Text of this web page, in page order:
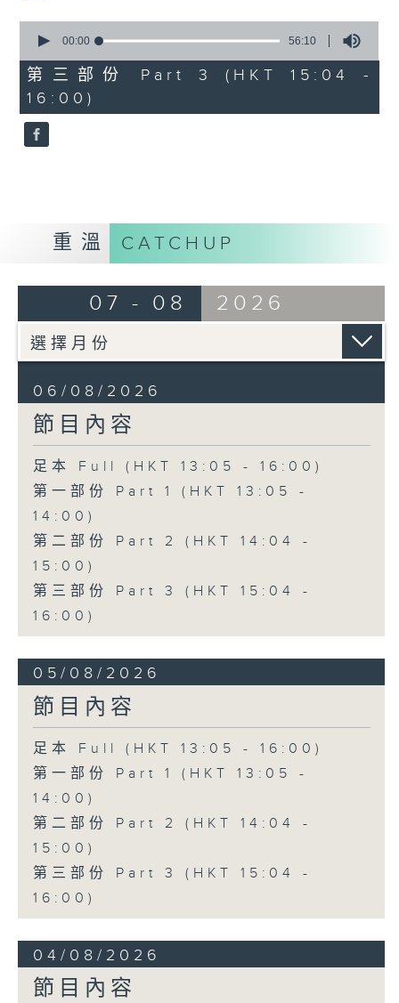
seconds
56
minutes,
10
seconds
00:00 56:10
第三部份 Part 3 (HKT 15:04 -
16:00)
重溫 CATCHUP
07 - 08 2026
06/08/2026
節目內容
足本 Full (HKT 13:05 - 16:00)
第一部份 Part 1 (HKT 13:05 -
14:00)
第二部份 Part 2 (HKT 14:04 -
15:00)
第三部份 Part 3 (HKT 15:04 -
16:00)
05/08/2026
節目內容
足本 Full (HKT 13:05 - 16:00)
第一部份 Part 1 (HKT 13:05 -
14:00)
第二部份 Part 2 (HKT 14:04 -
15:00)
第三部份 Part 3 (HKT 15:04 -
16:00)
04/08/2026
節目內容